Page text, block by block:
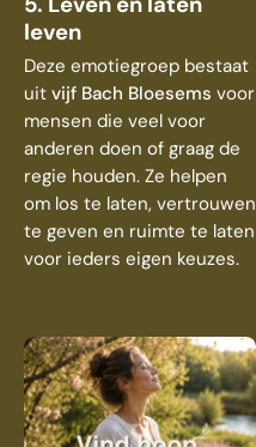
leven
Deze emotiegroep bestaat
uit vijf Bach Bloesems voor
mensen die veel voor
anderen doen of graag de
regie houden. Ze helpen
om los te laten, vertrouwen
te geven en ruimte te laten
voor ieders eigen keuzes.